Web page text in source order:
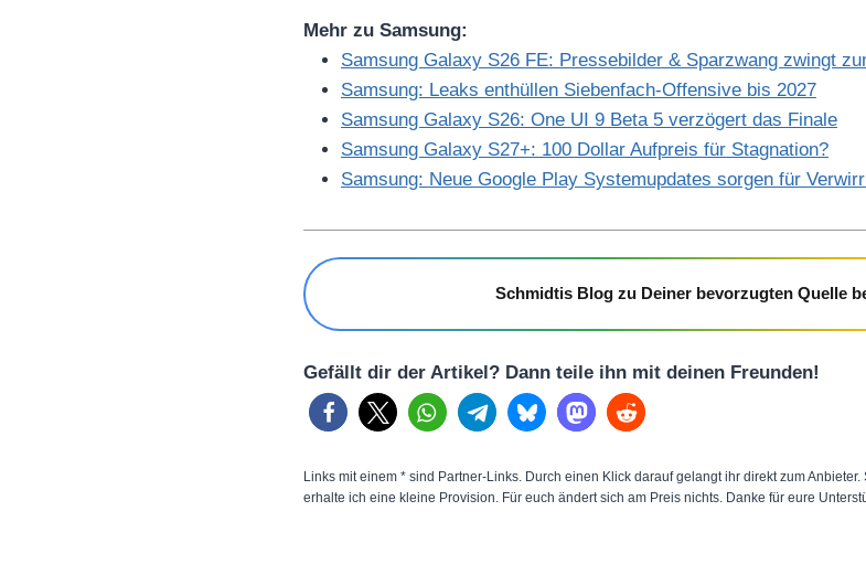
Mehr zu Samsung:
Samsung Galaxy S26 FE: Pressebilder & Sparzwang zwingt
Samsung: Leaks enthüllen Siebenfach-Offensive bis 2027
Samsung Galaxy S26: One UI 9 Beta 5 verzögert das Finale
Samsung Galaxy S27+: 100 Dollar Aufpreis für Stagnation?
Samsung: Neue Google Play Systemupdates sorgen für
Schmidtis Blog zu Deiner bevorzugten Quelle
Gefällt dir der Artikel? Dann teile ihn mit deinen Freunden!
Links mit einem * sind Partner-Links. Durch einen Klick darauf gelangt ihr direkt zum
erhalte ich eine kleine Provision. Für euch ändert sich am Preis nichts. Danke für eure